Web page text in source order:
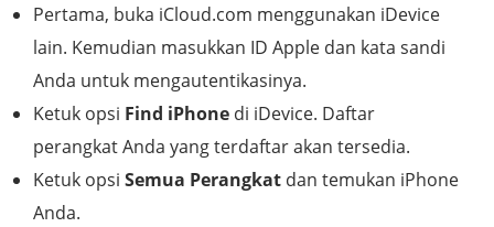
Pertama, buka iCloud.com menggunakan iDevice
lain. Kemudian masukkan ID Apple dan kata sandi
Anda untuk mengautentikasinya.
Ketuk opsi Find iPhone di iDevice. Daftar
perangkat Anda yang terdaftar akan tersedia.
Ketuk opsi Semua Perangkat dan temukan iPhone
Anda.